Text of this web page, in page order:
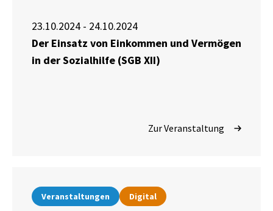
23.10.2024 - 24.10.2024
Der Einsatz von Einkommen und Vermögen
in der Sozialhilfe (SGB XII)
Zur Veranstaltung
Veranstaltungen Digital